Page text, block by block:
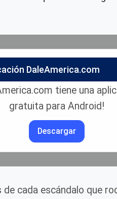
DaleAmerica.com
tiene una
gratuita para Android!
Descargar
cada escándalo que